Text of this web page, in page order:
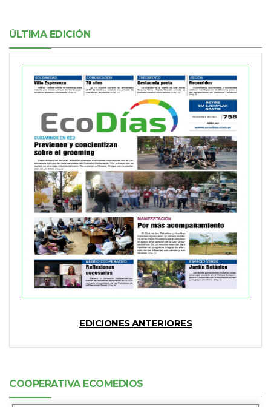
ÚLTIMA EDICIÓN
EDICIONES ANTERIORES
COOPERATIVA ECOMEDIOS